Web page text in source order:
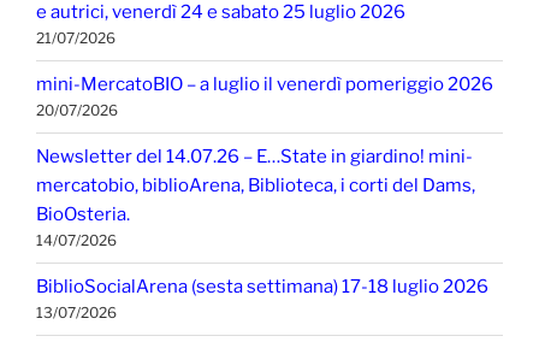
e autrici, venerdì 24 e sabato 25 luglio 2026
21/07/2026
mini-MercatoBIO – a luglio il venerdì pomeriggio 2026
20/07/2026
Newsletter del 14.07.26 – E…State in giardino! mini-
mercatobio, biblioArena, Biblioteca, i corti del Dams,
BioOsteria.
14/07/2026
BiblioSocialArena (sesta settimana) 17-18 luglio 2026
13/07/2026